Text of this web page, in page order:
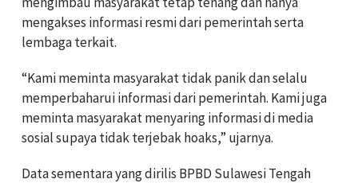
mengakses informasi resmi dari pemerintah serta
lembaga terkait.
“Kami meminta masyarakat tidak panik dan selalu
memperbaharui informasi dari pemerintah. Kami juga
meminta masyarakat menyaring informasi di media
sosial supaya tidak terjebak hoaks,” ujarnya.
Data sementara yang dirilis BPBD Sulawesi Tengah